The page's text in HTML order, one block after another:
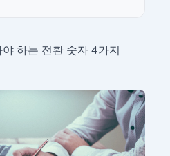
하는 전환 숫자 4가지